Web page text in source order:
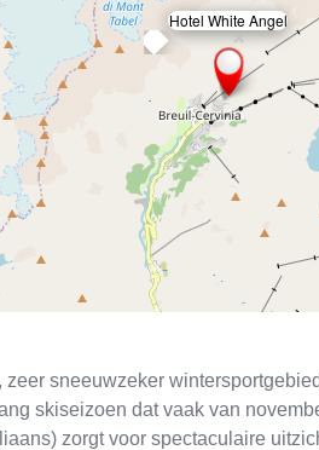
Hotel White Angel
×
sneeuwzeker
skiseizoen dat vaak van
zorgt voor spectaculaire